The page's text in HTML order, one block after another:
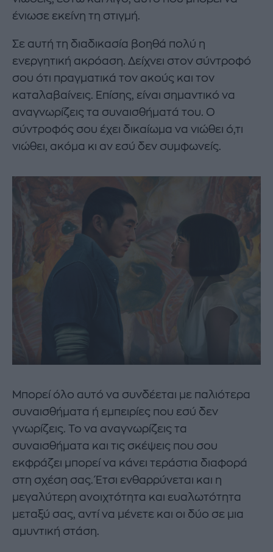
ένιωσε εκείνη τη στιγμή.
Σε αυτή τη διαδικασία βοηθά πολύ η
ενεργητική ακρόαση. Δείχνει στον σύντροφό
σου ότι πραγματικά τον ακούς και τον
καταλαβαίνεις. Επίσης, είναι σημαντικό να
αναγνωρίζεις τα συναισθήματά του. Ο
σύντροφός σου έχει δικαίωμα να νιώθει ό,τι
νιώθει, ακόμα κι αν εσύ δεν συμφωνείς.
Μπορεί όλο αυτό να συνδέεται με παλιότερα
συναισθήματα ή εμπειρίες που εσύ δεν
γνωρίζεις. Το να αναγνωρίζεις τα
συναισθήματα και τις σκέψεις που σου
εκφράζει μπορεί να κάνει τεράστια διαφορά
στη σχέση σας. Έτσι ενθαρρύνεται και η
μεγαλύτερη ανοιχτότητα και ευαλωτότητα
μεταξύ σας, αντί να μένετε και οι δύο σε μια
αμυντική στάση.